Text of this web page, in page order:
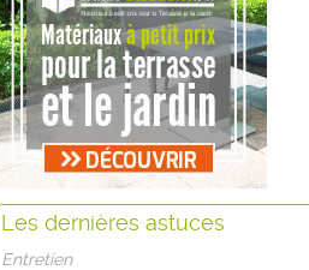
Les dernières astuces
Entretien